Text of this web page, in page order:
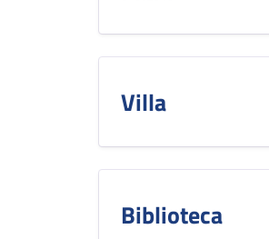
Villa
Biblioteca